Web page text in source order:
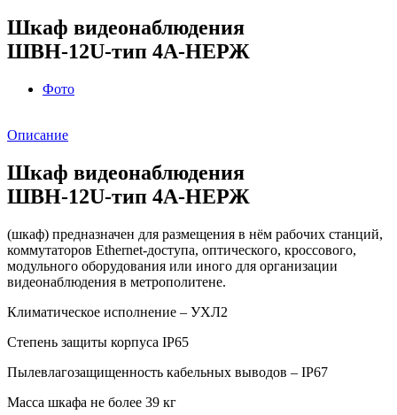
Шкаф видеонаблюдения
ШВН‑12U‑тип 4А-НЕРЖ
Фото
Описание
Шкаф видеонаблюдения
ШВН‑12U‑тип 4А-НЕРЖ
(шкаф) предназначен для размещения в нём рабочих станций,
коммутаторов Ethernet-доступа, оптического, кроссового,
модульного оборудования или иного для организации
видеонаблюдения в метрополитене.
Климатическое исполнение – УХЛ2
Степень защиты корпуса IP65
Пылевлагозащищенность кабельных выводов – IP67
Масса шкафа не более 39 кг